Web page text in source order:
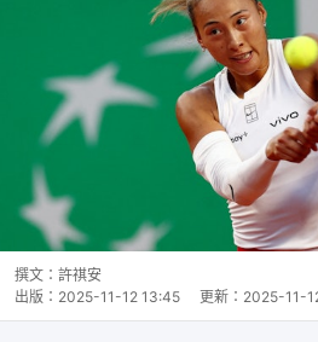
撰文： 許祺安
出版： 2025-11-12 13:45 更新： 2025-11-